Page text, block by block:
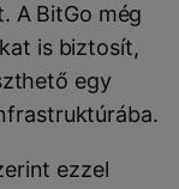
A BitGo még
is biztosít,
egy
ezzel